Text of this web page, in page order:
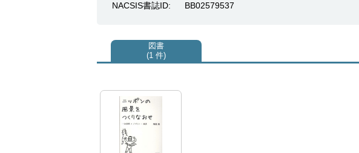
NACSIS書誌ID BB02579537
図書
1 件